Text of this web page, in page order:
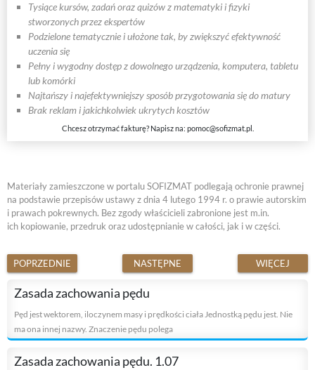
Tysiące kursów, zadań oraz quizów z matematyki i fizyki
stworzonych przez ekspertów
Podzielone tematycznie i ułożone tak, by zwiększyć efektywność
uczenia się
Pełny i wygodny dostęp z dowolnego urządzenia, komputera, tabletu
lub komórki
Najtańszy i najefektywniejszy sposób przygotowania się do matury
Brak reklam i jakichkolwiek ukrytych kosztów
Chcesz otrzymać fakturę? Napisz na: pomoc@sofizmat.pl
Materiały zamieszczone w portalu SOFIZMAT podlegają ochronie prawnej
na podstawie przepisów ustawy z dnia 4 lutego 1994 r. o prawie autorskim
i prawach pokrewnych. Bez zgody właścicieli zabronione jest m.in.
ich kopiowanie, przedruk oraz udostępnianie w całości, jak i w części.
POPRZEDNIE NASTĘPNE WIĘCEJ
Zasada zachowania pędu
Pęd jest wektorem, iloczynem masy i prędkości ciała Jednostką pędu jest. Nie
ma ona innej nazwy. Znaczenie pędu polega
Zasada zachowania pędu. 1.07